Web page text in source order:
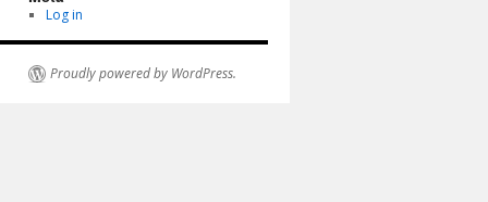
Log in
Proudly powered by WordPress.